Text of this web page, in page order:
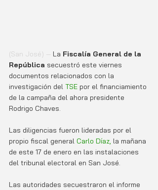
(San José) — La Fiscalía General de la
República secuestró este viernes
documentos relacionados con la
investigación del TSE por el financiamiento
de la campaña del ahora presidente
Rodrigo Chaves.
Las diligencias fueron lideradas por el
propio fiscal general Carlo Díaz, la mañana
de este 17 de enero en las instalaciones
del tribunal electoral en San José.
Las autoridades secuestraron el informe